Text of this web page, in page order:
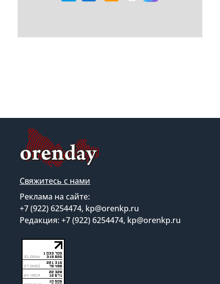
Свяжитесь с нами
Реклама на сайте:
+7 (922) 6254474, kp@orenkp.ru
Редакция: +7 (922) 6254474, kp@orenkp.ru